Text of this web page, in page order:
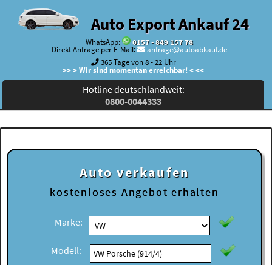
Auto Export Ankauf 24
WhatsApp:
0157 - 849 157 78
Direkt Anfrage per E-Mail:
anfrage@autoabkauf.de
365 Tage von 8 - 22 Uhr
>> > Wir sind momentan erreichbar! < <<
Hotline deutschlandweit:
0800-0044333
Auto verkaufen
kostenloses Angebot erhalten
Marke:
Modell: